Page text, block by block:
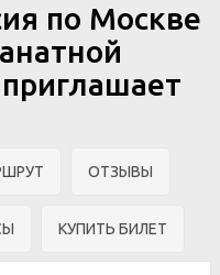
по Москве
ОТЗЫВЫ
КУПИТЬ БИЛЕТ